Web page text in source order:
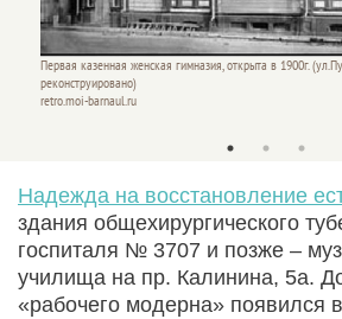
Первая казенная женская гимназия, открыта в 1900г.
реконструировано)
retro.moi-barnaul.ru
Надежда на восстановление
здания общехирургического
госпиталя № 3707 и позже –
училища на пр. Калинина, 5а.
«рабочего модерна» появился